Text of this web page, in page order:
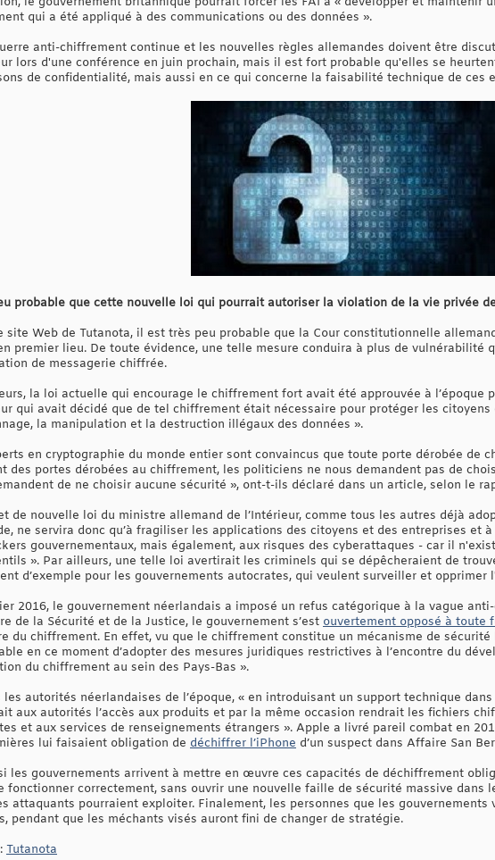
qui a été appliqué à des communications ou des données ».
anti-chiffrement continue et les nouvelles règles allemandes doivent être
lors d'une conférence en juin prochain, mais il est fort probable qu'elles se
de confidentialité, mais aussi en ce qui concerne la faisabilité technique de ces
probable que cette nouvelle loi qui pourrait autoriser la violation de la vie privée
site Web de Tutanota, il est très peu probable que la Cour constitutionnelle
premier lieu. De toute évidence, une telle mesure conduira à plus de vulnérabilité
de messagerie chiffrée.
la loi actuelle qui encourage le chiffrement fort avait été approuvée à l’époque
qui avait décidé que de tel chiffrement était nécessaire pour protéger les
la manipulation et la destruction illégaux des données ».
en cryptographie du monde entier sont convaincus que toute porte dérobée de
des portes dérobées au chiffrement, les politiciens ne nous demandent pas de
de ne choisir aucune sécurité », ont-t-ils déclaré dans un article, selon le
de nouvelle loi du ministre allemand de l’Intérieur, comme tous les autres déjà
ne servira donc qu’à fragiliser les applications des citoyens et des entreprises et
gouvernementaux, mais également, aux risques des cyberattaques - car il
». Par ailleurs, une telle loi avertirait les criminels qui se dépêcheraient de
d’exemple pour les gouvernements autocrates, qui veulent surveiller et opprimer
2016, le gouvernement néerlandais a imposé un refus catégorique à la vague
de la Sécurité et de la Justice, le gouvernement s’est ouvertement opposé à toute
du chiffrement. En effet, vu que le chiffrement constitue un mécanisme de sécurité
en ce moment d’adopter des mesures juridiques restrictives à l’encontre du
du chiffrement au sein des Pays-Bas ».
les autorités néerlandaises de l’époque, « en introduisant un support technique
aux autorités l’accès aux produits et par la même occasion rendrait les fichiers
et aux services de renseignements étrangers ». Apple a livré pareil combat en
lui faisaient obligation de déchiffrer l’iPhone d’un suspect dans Affaire San
les gouvernements arrivent à mettre en œuvre ces capacités de déchiffrement
fonctionner correctement, sans ouvrir une nouvelle faille de sécurité massive dans
attaquants pourraient exploiter. Finalement, les personnes que les
pendant que les méchants visés auront fini de changer de stratégie.
Tutanota